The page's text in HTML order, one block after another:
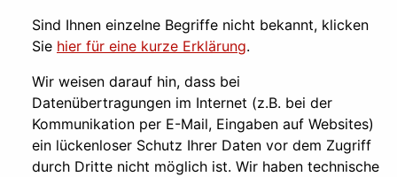
Sind Ihnen einzelne Begriffe nicht bekannt, klicken
Sie hier für eine kurze Erklärung.
Wir weisen darauf hin, dass bei
Datenübertragungen im Internet (z.B. bei der
Kommunikation per E-Mail, Eingaben auf Websites)
ein lückenloser Schutz Ihrer Daten vor dem Zugriff
durch Dritte nicht möglich ist. Wir haben technische